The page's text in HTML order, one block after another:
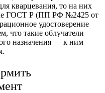
кварцевания, то на них
ГОСТ Р (ПП РФ №2425 от
удостоверение
что такие облучатели
назначения — к ним